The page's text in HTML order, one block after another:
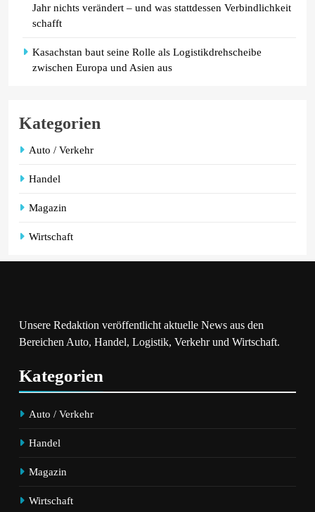
Jahr nichts verändert – und was stattdessen Verbindlichkeit
schafft
Kasachstan baut seine Rolle als Logistikdrehscheibe
zwischen Europa und Asien aus
Kategorien
Auto / Verkehr
Handel
Magazin
Wirtschaft
Unsere Redaktion veröffentlicht aktuelle News aus den
Bereichen Auto, Handel, Logistik, Verkehr und Wirtschaft.
Kategorien
Auto / Verkehr
Handel
Magazin
Wirtschaft